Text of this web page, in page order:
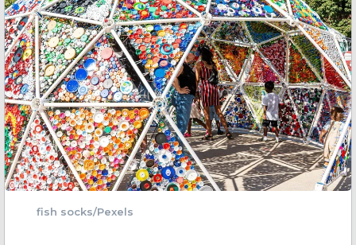
fish socks/Pexels